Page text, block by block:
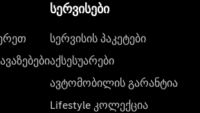
სერვისები
სერვისის პაკეტები
აქსესუარები
ავტომობილის გარანტია
Lifestyle კოლექცია